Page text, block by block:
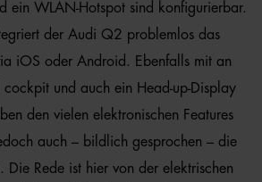
ein WLAN-Hotspot sind konfigurierbar.
der Audi Q2 problemlos das
iOS oder Android. Ebenfalls mit an
cockpit und auch ein Head-up-Display
den vielen elektronischen Features
auch – bildlich gesprochen – die
Die Rede ist hier von der elektrischen